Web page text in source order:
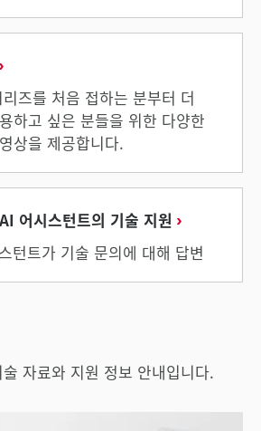
즈를 처음 접하는 분부터 더
하고 싶은 분들을 위한 다양한
상을 제공합니다.
어시스턴트의 기술 지원
턴트가 기술 문의에 대해 답변
자료와 지원 정보 안내입니다.